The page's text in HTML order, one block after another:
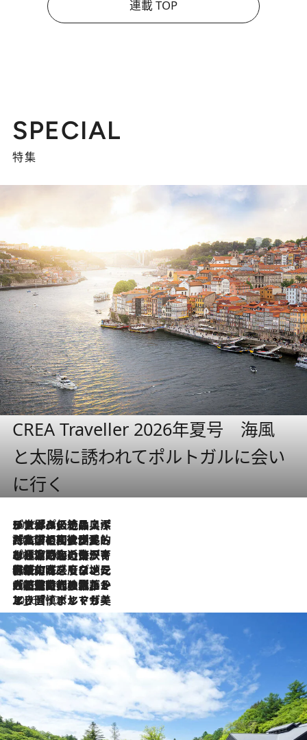
連載 TOP
SPECIAL
特集
CREA Traveller 2026年夏号 海風
と太陽に誘われてポルトガルに会い
に行く
2026.8.8
リスボンの絶品スイーツ「パステル・デ・ナタ」とは？ポルトガル伝統の奥深い世界へ
2026.7.27
「私の祖国はポルトガル語です」国民的詩人フェルナンド・ペソアと、彼が愛した文学の街を歩く
2026.7.26
ポルトガル近海が育む極上の海の幸。キリリと冷えた白ワインと愉しむ、シーフード専門店の贅沢
2026.7.22
伝統の味をモダンに昇華。高感度な地元客が集う、リスボンの最旬ガストロノミー
2026.7.21
大航海時代の栄華から、震災、独裁、そして革命へ。ポルトガル・首都リスボンの石畳に刻まれた「歴史の光と影」
2026.7.13
エッセイ・ヤマザキマリ「慎ましくも美しき国 ポルトガル」